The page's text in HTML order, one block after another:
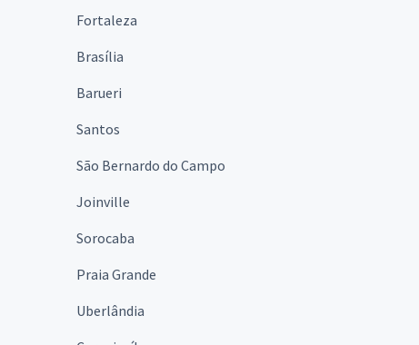
Fortaleza
Brasília
Barueri
Santos
São Bernardo do Campo
Joinville
Sorocaba
Praia Grande
Uberlândia